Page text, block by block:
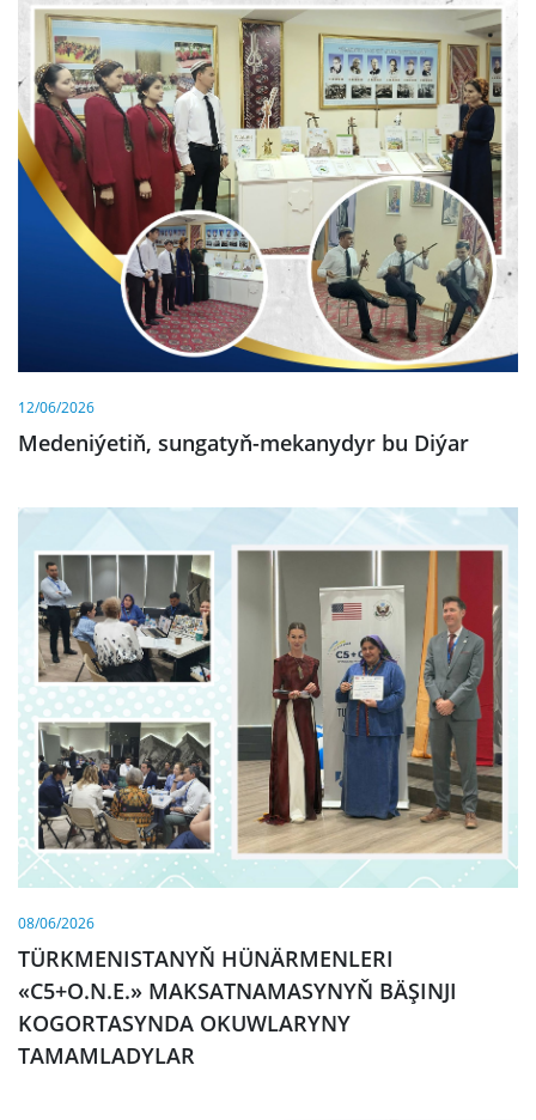
12/06/2026
Medeniýetiň, sungatyň-mekanydyr bu Diýar
08/06/2026
TÜRKMENISTANYŇ HÜNÄRMENLERI
«C5+O.N.E.» MAKSATNAMASYNYŇ BÄŞINJI
KOGORTASYNDA OKUWLARYNY
TAMAMLADYLAR